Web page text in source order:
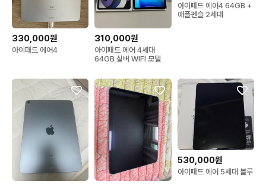
330,000원
아이패드 에어4
310,000원
아이패드 에어 4세대
64GB 실버 WIFI 모델
아이패드 에어4 64GB +
애플펜슬 2세대
530,000원
아이패드 에어 5세대 블루